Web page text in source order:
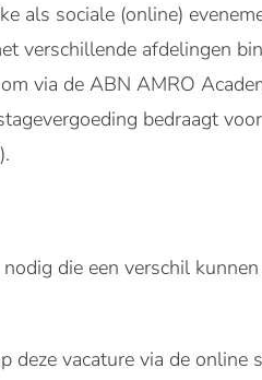
als sociale (online)
verschillende afdelingen
via de ABN AMRO
bedraagt
die een verschil
deze vacature via de